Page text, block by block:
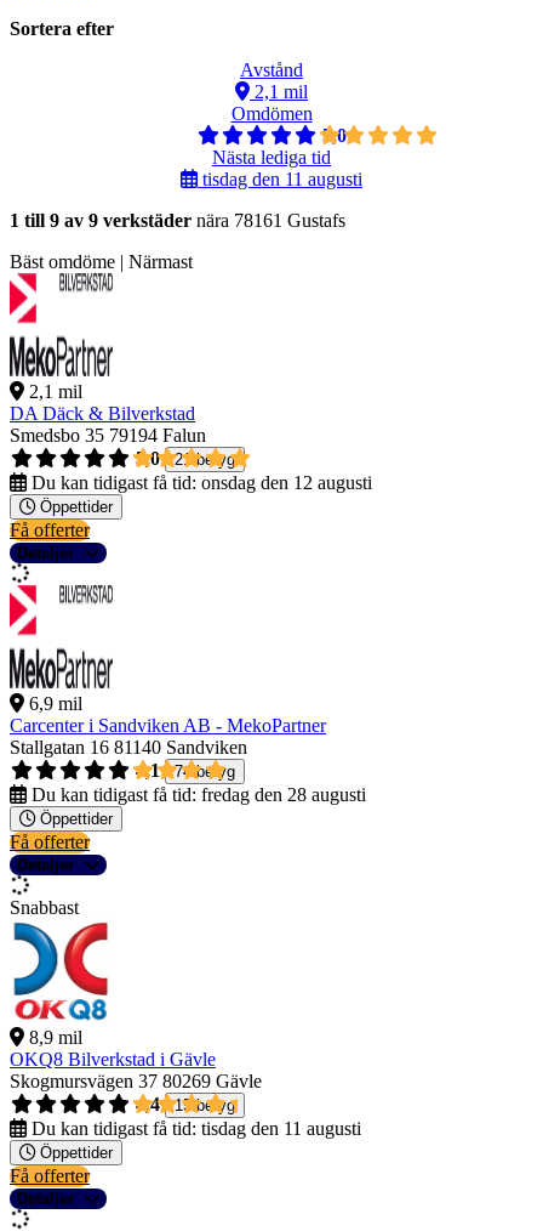
Sortera efter
Avstånd
2,1 mil
Omdömen
5,0
Nästa lediga tid
tisdag den 11 augusti
1 till 9 av 9 verkstäder nära 78161 Gustafs
Bäst omdöme | Närmast
2,1 mil
DA Däck & Bilverkstad
Smedsbo 35 79194 Falun
5,0
21 betyg
Du kan tidigast få tid: onsdag den 12 augusti
Öppettider
Få offerter
Detaljer
6,9 mil
Carcenter i Sandviken AB - MekoPartner
Stallgatan 16 81140 Sandviken
4,1
74 betyg
Du kan tidigast få tid: fredag den 28 augusti
Öppettider
Få offerter
Detaljer
Snabbast
8,9 mil
OKQ8 Bilverkstad i Gävle
Skogmursvägen 37 80269 Gävle
4,4
15 betyg
Du kan tidigast få tid: tisdag den 11 augusti
Öppettider
Få offerter
Detaljer